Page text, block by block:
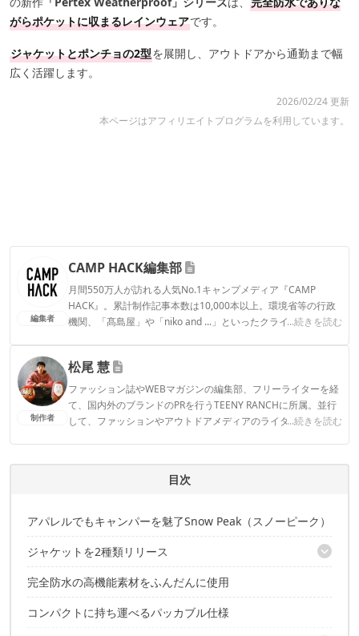
がらポケットに収まるレインウェアです。
ジャケットとポンチョの2型を展開し、アウトドアから通勤まで幅
広く活躍します。
2026/02/24 更新
本ページはアフィリエイトプログラムを利用しています。
編集者
CAMP HACK編集部
月間550万人が訪れる人気No.1キャンプメディア『CAMP
HACK』。累計制作記事本数は10,000本以上。環境省等の行政
機関、「髙島屋」や「niko and ...」といったクライアントとの
...続きを読む
CAMP HACK編集部のプロフィール
制作者
松尾 慧
ファッション誌やWEBマガジンの編集部、フリーライターを経
て、国内外のブランドのPRを行うTEENY RANCHに所属。並行
して、ファッションやアウトドアメディアのライターとしても
...続きを読む
松尾 慧のプロフィール
目次
アパレルでもキャンパーを魅了Snow Peak（スノーピーク）
ジャケットを2種類リリース
Pertex Weatherproof Jacket
Pertex Weatherproof Poncho
完全防水の高機能素材をふんだんに使用
コンパクトに持ち運べるパッカブル仕様